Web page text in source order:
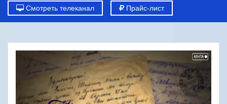
Смотреть телеканал Прайс-лист